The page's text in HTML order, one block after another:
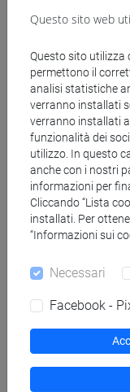
Lingue
inglese
francese
riviste/
Direttrice di
della collana
edtrice
Principali
Questo sito web
Questo sito utilizza
permettono il
analisi statistiche
verranno installati
verranno installati
funzionalità dei
utilizzo. In questo
anche con i nostri
informazioni per
Cliccando “Lista
installati. Per
“Informazioni sui
Necessari
Facebook -